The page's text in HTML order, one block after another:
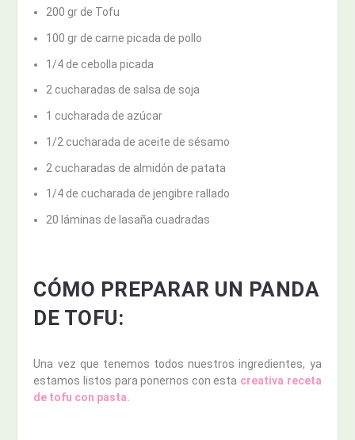
200 gr de Tofu
100 gr de carne picada de pollo
1/4 de cebolla picada
2 cucharadas de salsa de soja
1 cucharada de azúcar
1/2 cucharada de aceite de sésamo
2 cucharadas de almidón de patata
1/4 de cucharada de jengibre rallado
20 láminas de lasaña cuadradas
CÓMO PREPARAR UN PANDA
DE TOFU:
Una vez que tenemos todos nuestros ingredientes, ya
estamos listos para ponernos con esta creativa receta
de tofu con pasta.